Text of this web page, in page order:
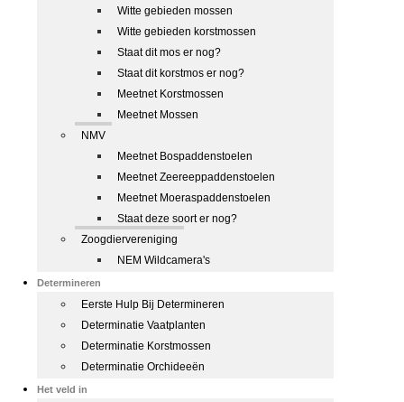
Witte gebieden mossen
Witte gebieden korstmossen
Staat dit mos er nog?
Staat dit korstmos er nog?
Meetnet Korstmossen
Meetnet Mossen
NMV
Meetnet Bospaddenstoelen
Meetnet Zeereeppaddenstoelen
Meetnet Moeraspaddenstoelen
Staat deze soort er nog?
Zoogdiervereniging
NEM Wildcamera's
Determineren
Eerste Hulp Bij Determineren
Determinatie Vaatplanten
Determinatie Korstmossen
Determinatie Orchideeën
Het veld in